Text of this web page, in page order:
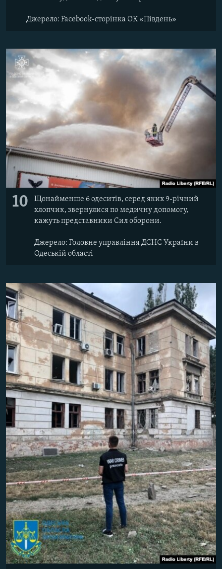
Джерело: Facebook-сторінка ОК «Південь»
10
Щонайменше 6 одеситів, серед яких 9-річний
хлопчик, звернулися по медичну допомогу,
кажуть представники Сил оборони.
Джерело: Головне управління ДСНС України в
Одеській області